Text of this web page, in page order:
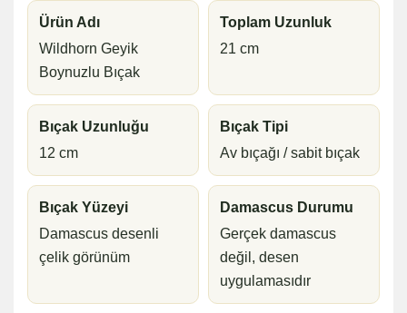
Ürün Adı
Wildhorn Geyik
Boynuzlu Bıçak
Toplam Uzunluk
21 cm
Bıçak Uzunluğu
12 cm
Bıçak Tipi
Av bıçağı / sabit bıçak
Bıçak Yüzeyi
Damascus desenli
çelik görünüm
Damascus Durumu
Gerçek damascus
değil, desen
uygulamasıdır